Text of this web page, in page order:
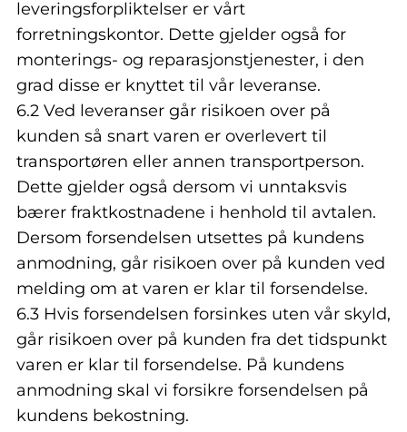
leveringsforpliktelser er vårt
forretningskontor. Dette gjelder også for
monterings- og reparasjonstjenester, i den
grad disse er knyttet til vår leveranse.
6.2 Ved leveranser går risikoen over på
kunden så snart varen er overlevert til
transportøren eller annen transportperson.
Dette gjelder også dersom vi unntaksvis
bærer fraktkostnadene i henhold til avtalen.
Dersom forsendelsen utsettes på kundens
anmodning, går risikoen over på kunden ved
melding om at varen er klar til forsendelse.
6.3 Hvis forsendelsen forsinkes uten vår skyld,
går risikoen over på kunden fra det tidspunkt
varen er klar til forsendelse. På kundens
anmodning skal vi forsikre forsendelsen på
kundens bekostning.